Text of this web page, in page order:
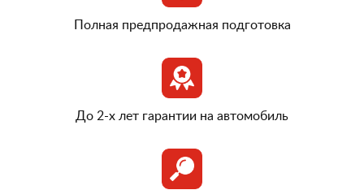
Полная предпродажная подготовка
До 2-х лет гарантии на автомобиль